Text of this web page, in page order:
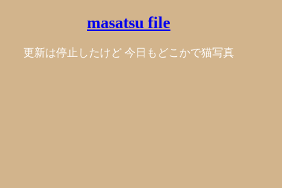
masatsu file
更新は停止したけど 今日もどこかで猫写真